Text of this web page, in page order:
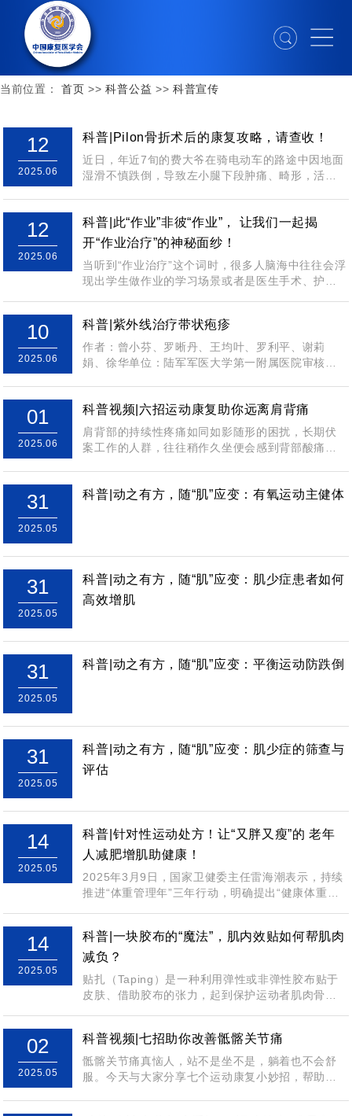
当前位置： 首页 >>科普公益 >>科普宣传
12
2025.06
科普|Pilon骨折术后的康复攻略，请查收！
近日，年近7旬的费大爷在骑电动车的路途中因地面
湿滑不慎跌倒，导致左小腿下段肿痛、畸形，活动
12
2025.06
科普|此“作业”非彼“作业”， 让我们一起揭
开“作业治疗”的神秘面纱！
当听到“作业治疗”这个词时，很多人脑海中往往会浮
现出学生做作业的学习场景或者是医生手术、护士
10
2025.06
科普|紫外线治疗带状疱疹
作者：曾小芬、罗晰丹、王均叶、罗利平、谢莉
娟、徐华单位：陆军军医大学第一附属医院审核：
01
2025.06
科普视频|六招运动康复助你远离肩背痛
肩背部的持续性疼痛如同如影随形的困扰，长期伏
案工作的人群，往往稍作久坐便会感到背部酸痛难
31
2025.05
科普|动之有方，随“肌”应变：有氧运动主健体
31
2025.05
科普|动之有方，随“肌”应变：肌少症患者如何
高效增肌
31
2025.05
科普|动之有方，随“肌”应变：平衡运动防跌倒
31
2025.05
科普|动之有方，随“肌”应变：肌少症的筛查与
评估
14
2025.05
科普|针对性运动处方！让“又胖又瘦”的 老年
人减肥增肌助健康！
2025年3月9日，国家卫健委主任雷海潮表示，持续
推进“体重管理年”三年行动，明确提出“健康体重是
14
2025.05
科普|一块胶布的“魔法”，肌内效贴如何帮肌肉
减负？
贴扎（Taping）是一种利用弹性或非弹性胶布贴于
皮肤、借助胶布的张力，起到保护运动者肌肉骨骼
02
2025.05
科普视频|七招助你改善骶髂关节痛
骶髂关节痛真恼人，站不是坐不是，躺着也不会舒
服。今天与大家分享七个运动康复小妙招，帮助你